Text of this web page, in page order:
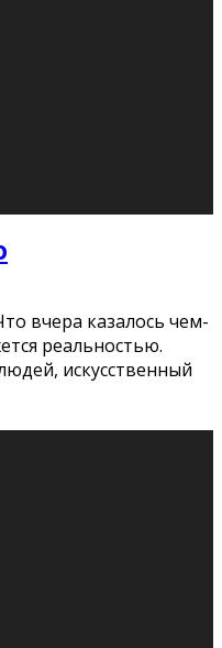
когда
твой организм
как бороться со